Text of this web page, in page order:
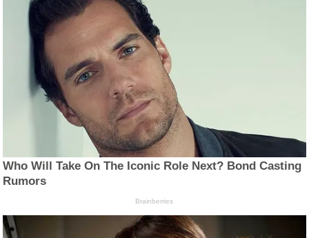
Who Will Take On The Iconic Role Next? Bond Casting
Rumors
Brainberries